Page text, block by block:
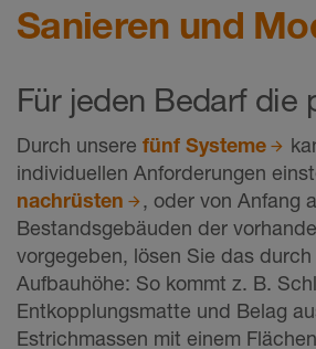
Sanieren und
Für jeden Bedarf die
Durch unsere fünf Systeme
individuellen Anforderungen
nachrüsten
, oder von Anfang
Bestandsgebäuden der
vorgegeben, lösen Sie das
Aufbauhöhe: So kommt z. B.
Entkopplungsmatte und Belag
Estrichmassen mit einem